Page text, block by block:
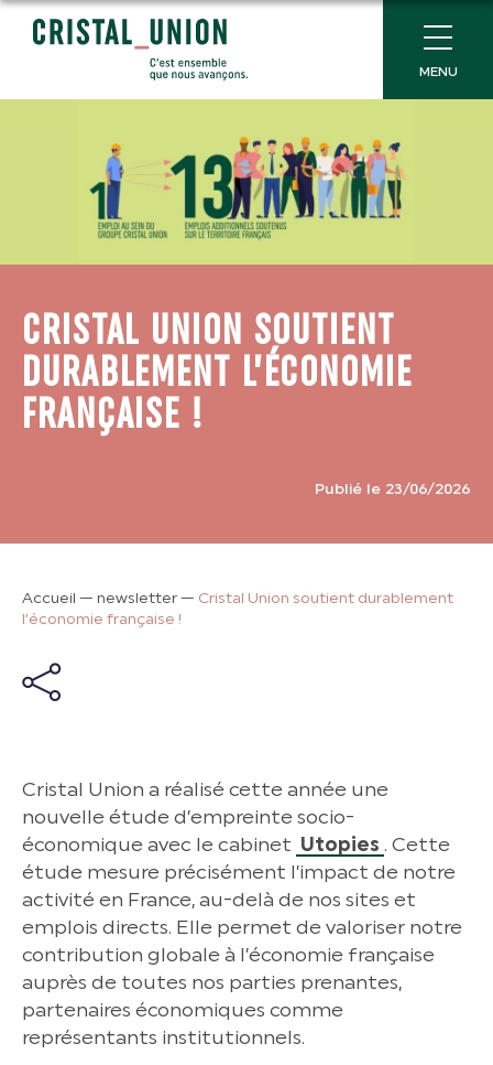
MENU
CRISTAL UNION SOUTIENT
DURABLEMENT L’ÉCONOMIE
FRANÇAISE !
Publié le 23/06/2026
Accueil — newsletter— Cristal Union soutient durablement
l’économie française !
Cristal Union a réalisé cette année une
nouvelle étude d’empreinte socio-
économique avec le cabinet Utopies . Cette
étude mesure précisément l’impact de notre
activité en France, au-delà de nos sites et
emplois directs. Elle permet de valoriser notre
contribution globale à l’économie française
auprès de toutes nos parties prenantes,
partenaires économiques comme
représentants institutionnels.